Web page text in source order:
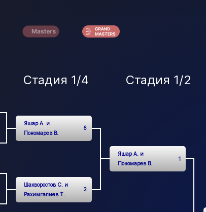
Стадия 1/4 Стадия 1/2
Яшар А. и
Пономарев В.
6
Шахворостов С. и
Рахимгалиев Т.
2
Яшар А. и
Пономарев В.
1